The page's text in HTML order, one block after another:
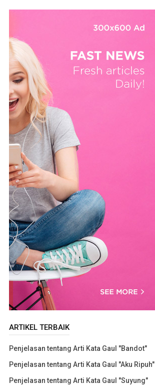
ARTIKEL TERBAIK
Penjelasan tentang Arti Kata Gaul "Bandot"
Penjelasan tentang Arti Kata Gaul "Aku Ripuh"
Penjelasan tentang Arti Kata Gaul "Suyung"